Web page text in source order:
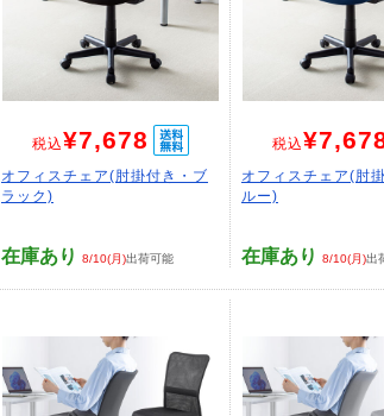
税込¥7,678
オフィスチェア(肘掛付き・ブ
ラック)
在庫あり 8/10(月)出荷可能
税込
オフィスチェア(肘
ルー)
在庫あり 8/10(月)出